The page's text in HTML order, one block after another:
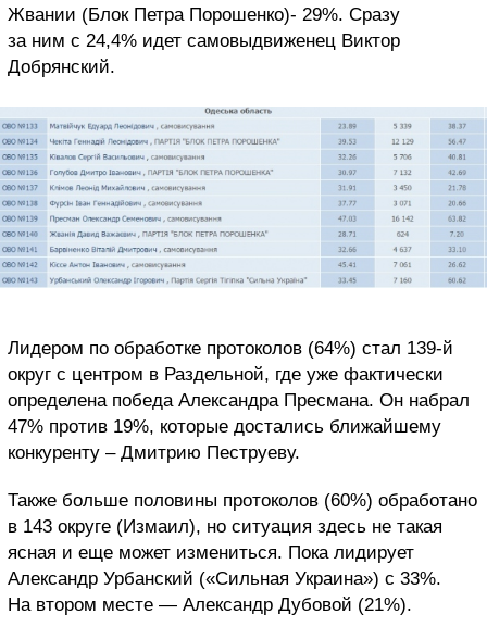
Жвании (Блок Петра Порошенко)- 29%. Сразу
за ним с 24,4% идет самовыдвиженец Виктор
Добрянский.
Лидером по обработке протоколов (64%) стал 139-й
округ с центром в Раздельной, где уже фактически
определена победа Александра Пресмана. Он набрал
47% против 19%, которые достались ближайшему
конкуренту – Дмитрию Пеструеву.
Также больше половины протоколов (60%) обработано
в 143 округе (Измаил), но ситуация здесь не такая
ясная и еще может измениться. Пока лидирует
Александр Урбанский («Сильная Украина») с 33%.
На втором месте — Александр Дубовой (21%).